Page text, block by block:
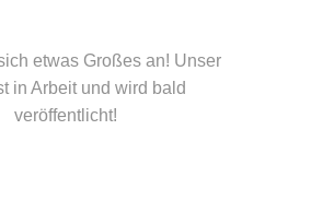
etwas Großes an! Unser
in Arbeit und wird bald
veröffentlicht!